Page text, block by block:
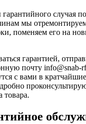
случая
мы
поменяем его на
гарантией,
почту
с вами в
товара.